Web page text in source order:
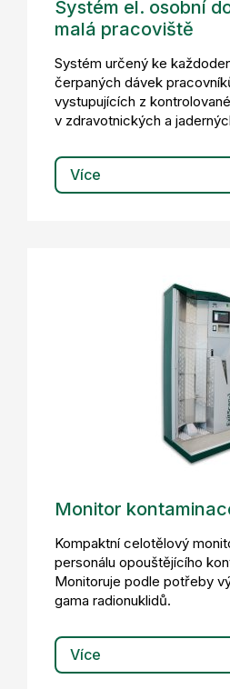
Systém el. osobní
malá pracoviště
Systém určený ke
čerpaných dávek
vystupujících z
v zdravotnických a
Více
Monitor
Kompaktní celotělový
personálu opouštějícího
Monitoruje podle potřeby
gama radionuklidů.
Více